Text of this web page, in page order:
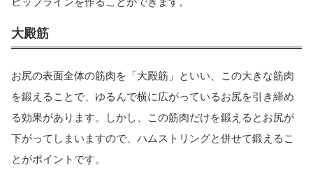
大殿筋
お尻の表面全体の筋肉を「大殿筋」といい、この大きな筋肉
を鍛えることで、ゆるんで横に広がっているお尻を引き締め
る効果があります。しかし、この筋肉だけを鍛えるとお尻が
下がってしまいますので、ハムストリングと併せて鍛えるこ
とがポイントです。